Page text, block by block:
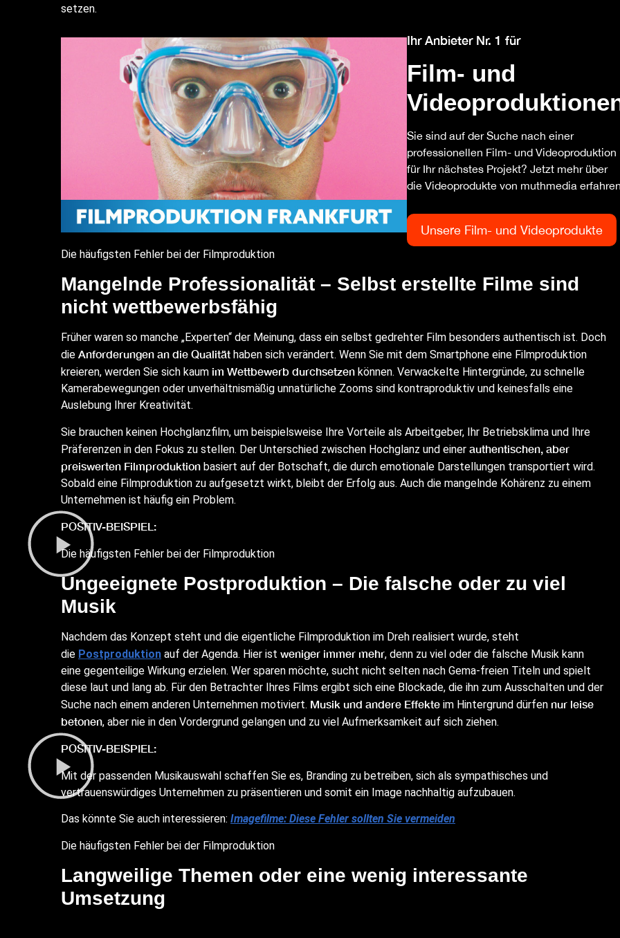
setzen.
Ihr Anbieter Nr. 1 für
Film- und
Sie sind auf der Suche nach einer
professionellen Film- und Videoproduktion
für Ihr nächstes Projekt? Jetzt mehr über
die Videoprodukte von muthmedia
Unsere Film- und Videoprodukte
Die häufigsten Fehler bei der Filmproduktion
Mangelnde Professionalität – Selbst erstellte Filme sind
nicht wettbewerbsfähig
Früher waren so manche „Experten“ der Meinung, dass ein selbst gedrehter Film besonders authentisch ist. Doch
die Anforderungen an die Qualität haben sich verändert. Wenn Sie mit dem Smartphone eine Filmproduktion
kreieren, werden Sie sich kaum im Wettbewerb durchsetzen können. Verwackelte Hintergründe, zu schnelle
Kamerabewegungen oder unverhältnismäßig unnatürliche Zooms sind kontraproduktiv und keinesfalls eine
Auslebung Ihrer Kreativität.
Sie brauchen keinen Hochglanzfilm, um beispielsweise Ihre Vorteile als Arbeitgeber, Ihr Betriebsklima und Ihre
Präferenzen in den Fokus zu stellen. Der Unterschied zwischen Hochglanz und einer authentischen, aber
preiswerten Filmproduktion basiert auf der Botschaft, die durch emotionale Darstellungen transportiert wird.
Sobald eine Filmproduktion zu aufgesetzt wirkt, bleibt der Erfolg aus. Auch die mangelnde Kohärenz zu einem
Unternehmen ist häufig ein Problem.
POSITIV-BEISPIEL:
Die häufigsten Fehler bei der Filmproduktion
Ungeeignete Postproduktion – Die falsche oder zu viel
Musik
Nachdem das Konzept steht und die eigentliche Filmproduktion im Dreh realisiert wurde, steht
die Postproduktion auf der Agenda. Hier ist weniger immer mehr, denn zu viel oder die falsche Musik kann
eine gegenteilige Wirkung erzielen. Wer sparen möchte, sucht nicht selten nach Gema-freien Titeln und spielt
diese laut und lang ab. Für den Betrachter Ihres Films ergibt sich eine Blockade, die ihn zum Ausschalten und der
Suche nach einem anderen Unternehmen motiviert. Musik und andere Effekte im Hintergrund dürfen nur leise
betonen, aber nie in den Vordergrund gelangen und zu viel Aufmerksamkeit auf sich ziehen.
POSITIV-BEISPIEL:
Mit der passenden Musikauswahl schaffen Sie es, Branding zu betreiben, sich als sympathisches und
vertrauenswürdiges Unternehmen zu präsentieren und somit ein Image nachhaltig aufzubauen.
Das könnte Sie auch interessieren: Imagefilme: Diese Fehler sollten Sie vermeiden
Die häufigsten Fehler bei der Filmproduktion
Langweilige Themen oder eine wenig interessante
Umsetzung